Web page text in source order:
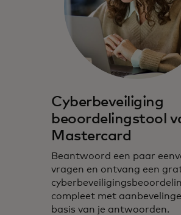
Cyberbeveiliging
beoordelingstool
Mastercard
Beantwoord een paar
vragen en ontvang een
compleet met
basis van je antwoorden.‎